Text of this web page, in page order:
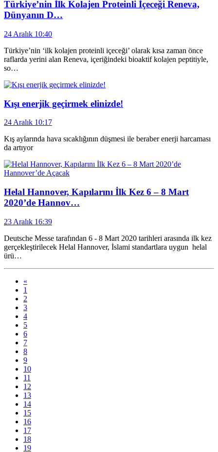
Türkiye’nin İlk Kolajen Proteinli İçeceği Reneva,
Dünyanın D…
24 Aralık 10:40
Türkiye’nin ‘ilk kolajen proteinli içeceği’ olarak kısa zaman önce
raflarda yerini alan Reneva, içeriğindeki bioaktif kolajen peptitiyle,
so…
Kışı enerjik geçirmek elinizde!
24 Aralık 10:17
Kış aylarında hava sıcaklığının düşmesi ile beraber enerji harcaması
da artıyor
Helal Hannover, Kapılarını İlk Kez 6 – 8 Mart
2020’de Hannov…
23 Aralık 16:39
Deutsche Messe tarafından 6 - 8 Mart 2020 tarihleri arasında ilk kez
gerçekleştirilecek Helal Hannover, İslami standartlara uygun helal
ürü…
«
1
2
3
4
5
6
7
8
9
10
11
12
13
14
15
16
17
18
19